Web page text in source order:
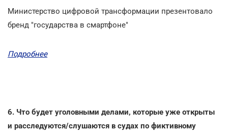
Министерство цифровой трансформации презентовало
бренд "государства в смартфоне"
Подробнее
6. Что будет уголовными делами, которые уже открыты
и расследуются/слушаются в судах по фиктивному